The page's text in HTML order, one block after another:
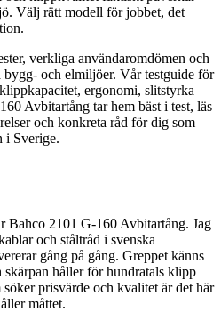
Välj rätt modell för jobbet, det
verkliga användaromdömen och
bygg- och elmiljöer. Vår testguide för
ergonomi, slitstyrka
Avbitartång tar hem bäst i test, läs
och konkreta råd för dig som
i Sverige.
Bahco 2101 G-160 Avbitartång. Jag
och ståltråd i svenska
gång på gång. Greppet känns
skärpan håller för hundratals klipp
prisvärde och kvalitet är det här
måttet.